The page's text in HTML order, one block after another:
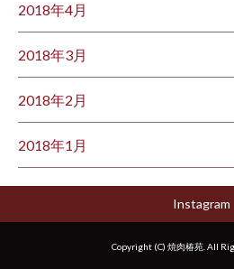
2018年4月
2018年3月
2018年2月
2018年1月
Instagram
Copyright (C) 焼肉椿苑. All